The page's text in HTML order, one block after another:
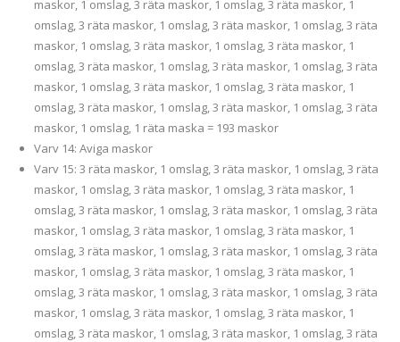
maskor, 1 omslag, 3 räta maskor, 1 omslag, 3 räta maskor, 1
omslag, 3 räta maskor, 1 omslag, 3 räta maskor, 1 omslag, 3 räta
maskor, 1 omslag, 3 räta maskor, 1 omslag, 3 räta maskor, 1
omslag, 3 räta maskor, 1 omslag, 3 räta maskor, 1 omslag, 3 räta
maskor, 1 omslag, 3 räta maskor, 1 omslag, 3 räta maskor, 1
omslag, 3 räta maskor, 1 omslag, 3 räta maskor, 1 omslag, 3 räta
maskor, 1 omslag, 1 räta maska = 193 maskor
Varv 14: Aviga maskor
Varv 15: 3 räta maskor, 1 omslag, 3 räta maskor, 1 omslag, 3 räta
maskor, 1 omslag, 3 räta maskor, 1 omslag, 3 räta maskor, 1
omslag, 3 räta maskor, 1 omslag, 3 räta maskor, 1 omslag, 3 räta
maskor, 1 omslag, 3 räta maskor, 1 omslag, 3 räta maskor, 1
omslag, 3 räta maskor, 1 omslag, 3 räta maskor, 1 omslag, 3 räta
maskor, 1 omslag, 3 räta maskor, 1 omslag, 3 räta maskor, 1
omslag, 3 räta maskor, 1 omslag, 3 räta maskor, 1 omslag, 3 räta
maskor, 1 omslag, 3 räta maskor, 1 omslag, 3 räta maskor, 1
omslag, 3 räta maskor, 1 omslag, 3 räta maskor, 1 omslag, 3 räta